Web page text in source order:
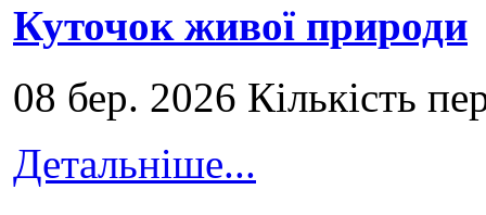
Куточок живої природи
08 бер. 2026 Кількість
Детальніше...